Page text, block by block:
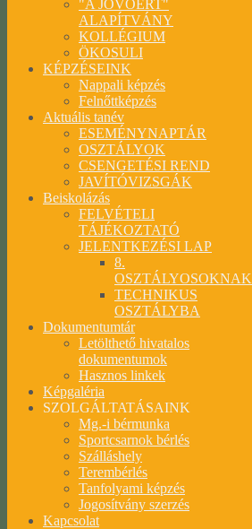
"A JÖVŐÉRT"
ALAPÍTVÁNY
KOLLÉGIUM
ÖKOSULI
KÉPZÉSEINK
Nappali képzés
Felnőttképzés
Aktuális tanév
ESEMÉNYNAPTÁR
OSZTÁLYOK
CSENGETÉSI REND
JAVÍTÓVIZSGÁK
Beiskolázás
FELVÉTELI
TÁJÉKOZTATÓ
JELENTKEZÉSI LAP
8.
OSZTÁLYOSOKNAK
TECHNIKUS
OSZTÁLYBA
Dokumentumtár
Letölthető hivatalos
dokumentumok
Hasznos linkek
Képgaléria
SZOLGÁLTATÁSAINK
Mg.-i bérmunka
Sportcsarnok bérlés
Szálláshely
Terembérlés
Tanfolyami képzés
Jogosítvány szerzés
Kapcsolat